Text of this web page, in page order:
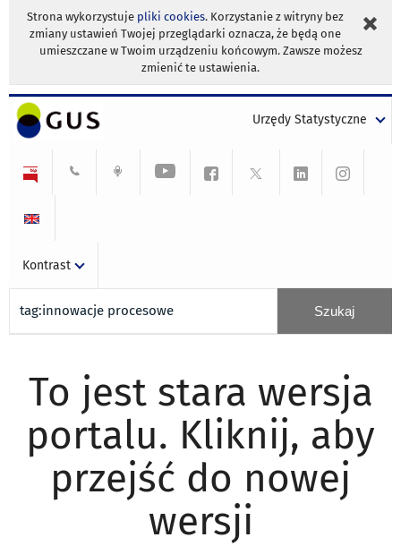
Strona wykorzystuje pliki cookies. Korzystanie z witryny bez
zmiany ustawień Twojej przeglądarki oznacza, że będą one
umieszczane w Twoim urządzeniu końcowym. Zawsze możesz
zmienić te ustawienia.
Urzędy Statystyczne
Kontrast
To jest stara wersja
portalu. Kliknij, aby
przejść do nowej
wersji